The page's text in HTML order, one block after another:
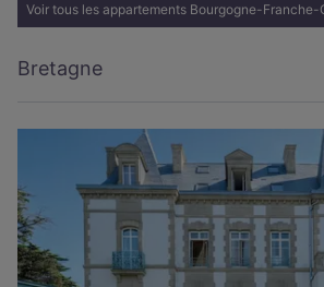
Voir tous les appartements Bourgogne-Franche-
Bretagne